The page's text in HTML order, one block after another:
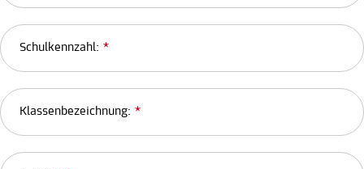
Schulkennzahl: *
Klassenbezeichnung: *